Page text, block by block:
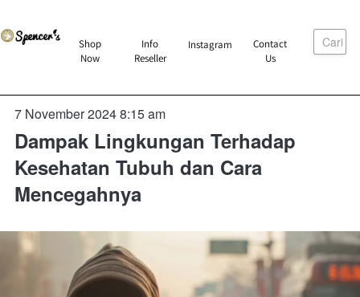
`
Shop
Now
` Info
Reseller
`Instagram `
Contact
Us
Cari
7 November 2024 8:15 am
Dampak Lingkungan Terhadap
Kesehatan Tubuh dan Cara
Mencegahnya